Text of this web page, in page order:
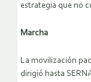
estrategia que no
Marcha
La movilización
dirigió hasta